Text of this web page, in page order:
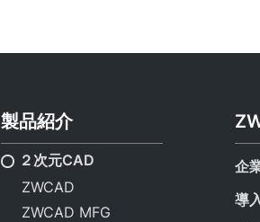
製品紹介
２次元CAD
ZWCAD
ZWCAD MFG
企
導